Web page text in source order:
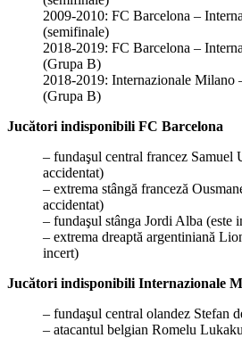
2009-2010: FC Barcelona –
(semifinale)
2018-2019: FC Barcelona –
(Grupa B)
2018-2019: Internazionale Milano
(Grupa B)
Jucători indisponibili FC Barcelona
– fundaşul central francez Samuel
accidentat)
– extrema stângă franceză
accidentat)
– fundaşul stânga Jordi Alba (este
– extrema dreaptă argentiniană
incert)
Jucători indisponibili Internazionale
– fundaşul central olandez Stefan
– atacantul belgian Romelu